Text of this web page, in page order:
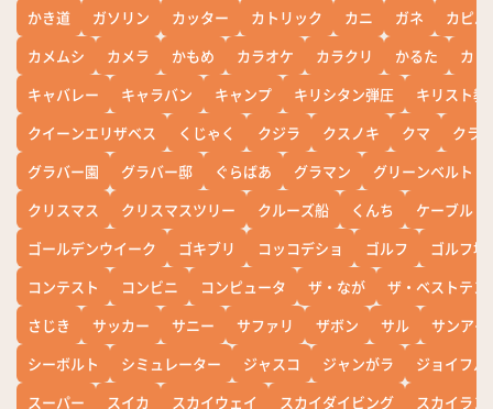
かき道
ガソリン カッター カトリック カニ ガネ
カピバ
カメムシ
カメラ かもめ カラオケ カラクリ かるた
カレ
キャバレー
キャラバン キャンプ キリシタン弾圧
キリスト教
クイーンエリザベス
くじゃく クジラ クスノキ クマ
クラ
グラバー園
グラバー邸 ぐらばあ グラマン
グリーンベルト
クリスマス
クリスマスツリー クルーズ船 くんち
ケーブル
ゴールデンウイーク
ゴキブリ コッコデショ ゴルフ
ゴルフ場
コンテスト
コンビニ コンピュータ ザ・なが
ザ・ベストテン
さじき
サッカー サニー サファリ ザボン サル
サンアイ
シーボルト
シミュレーター ジャスコ ジャンがラ
ジョイフル
スーパー
スイカ スカイウェイ スカイダイビング
スカイラン